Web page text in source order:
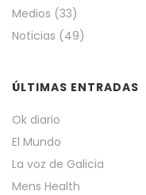
Medios (33)
Noticias (49)
ÚLTIMAS ENTRADAS
Ok diario
El Mundo
La voz de Galicia
Mens Health